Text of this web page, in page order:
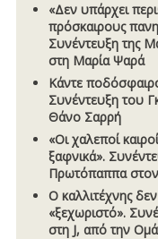
«Δεν υπάρχει
πρόσκαιρους
Συνέντευξη της
στη Μαρία Ψαρά
Κάντε
Συνέντευξη του
Θάνο Σαρρή
«Οι χαλεποί
ξαφνικά».
Πρωτόπαππα
Ο καλλιτέχνης δεν
«ξεχωριστό».
στη J, από την